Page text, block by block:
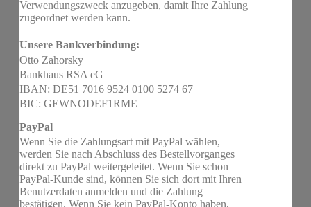
Verwendungszweck anzugeben, damit Ihre Zahlung
zugeordnet werden kann.
Unsere Bankverbindung:
Otto Zahorsky
Bankhaus RSA eG
IBAN: DE51 7016 9524 0100 5274 67
BIC: GEWNODEF1RME
PayPal
Wenn Sie die Zahlungsart mit PayPal wählen,
werden Sie nach Abschluss des Bestellvorganges
direkt zu PayPal weitergeleitet. Wenn Sie schon
PayPal-Kunde sind, können Sie sich dort mit Ihren
Benutzerdaten anmelden und die Zahlung
bestätigen. Wenn Sie kein PayPal-Konto haben,